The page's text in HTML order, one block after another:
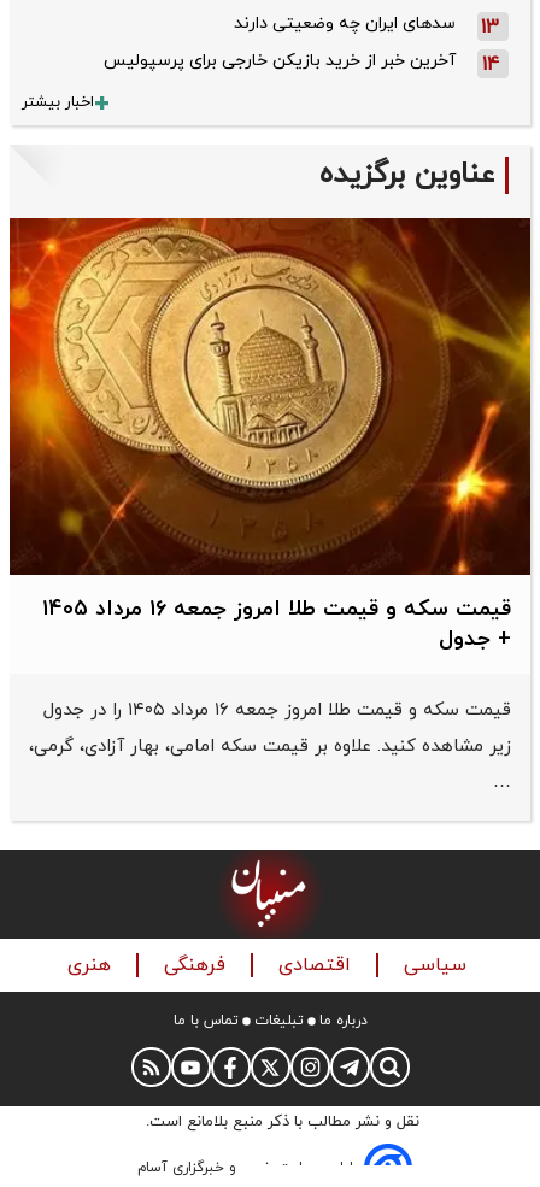
13 سدهای ایران چه وضعیتی دارند
14 آخرین خبر از خرید بازیکن خارجی برای پرسپولیس
اخبار بیشتر
عناوین برگزیده
قیمت سکه و قیمت طلا امروز جمعه ۱۶ مرداد ۱۴۰۵
+ جدول
قیمت سکه و قیمت طلا امروز جمعه ۱۶ مرداد ۱۴۰۵ را در جدول
زیر مشاهده کنید. علاوه بر قیمت سکه امامی، بهار آزادی، گرمی،
…
سیاسی اقتصادی فرهنگی هنری
درباره ما تبلیغات تماس با ما
نقل و نشر مطالب با ذکر منبع بلامانع است.
طراحی سایت خبری و خبرگزاری آسام